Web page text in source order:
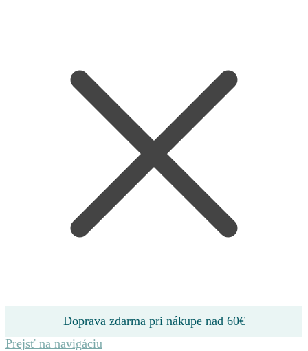
Prejsť na navigáciu
Doprava zdarma pri nákupe nad 60€